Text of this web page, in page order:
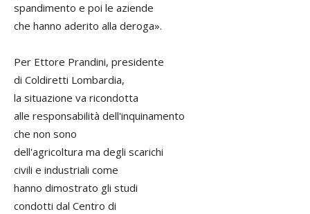
spandimento e poi le aziende
che hanno aderito alla deroga».
Per Ettore Prandini, presidente
di Coldiretti Lombardia,
la situazione va ricondotta
alle responsabilità dell'inquinamento
che non sono
dell'agricoltura ma degli scarichi
civili e industriali come
hanno dimostrato gli studi
condotti dal Centro di